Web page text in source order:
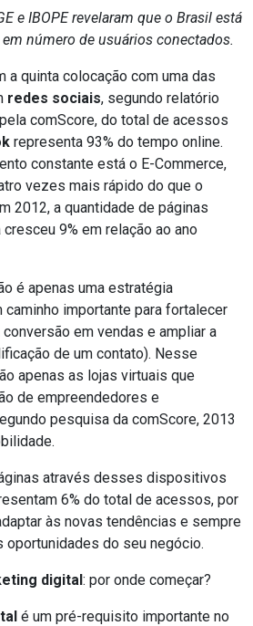
e IBOPE revelaram que o Brasil está
número de usuários conectados.
a quinta colocação com uma das
redes sociais, segundo relatório
comScore, do total de acessos
representa 93% do tempo online.
constante está o E-Commerce,
vezes mais rápido do que o
2012, a quantidade de páginas
9% em relação ao ano
é apenas uma estratégia
caminho importante para fortalecer
conversão em vendas e ampliar a
de um contato). Nesse
apenas as lojas virtuais que
de empreendedores e
pesquisa da comScore, 2013
através desses dispositivos
6% do total de acessos, por
às novas tendências e sempre
oportunidades do seu negócio.
digital: por onde começar?
é um pré-requisito importante no